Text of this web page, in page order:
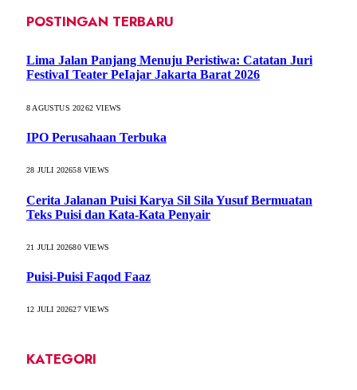
POSTINGAN TERBARU
Lima Jalan Panjang Menuju Peristiwa: Catatan Juri
FestivaI Teater PeIajar Jakarta Barat 2026
8 AGUSTUS 20262VIEWS
IPO Perusahaan Terbuka
28 JULI 202658VIEWS
Cerita Jalanan Puisi Karya Sil Sila Yusuf Bermuatan
Teks Puisi dan Kata-Kata Penyair
21 JULI 202680VIEWS
Puisi-Puisi Faqod Faaz
12 JULI 202627VIEWS
KATEGORI